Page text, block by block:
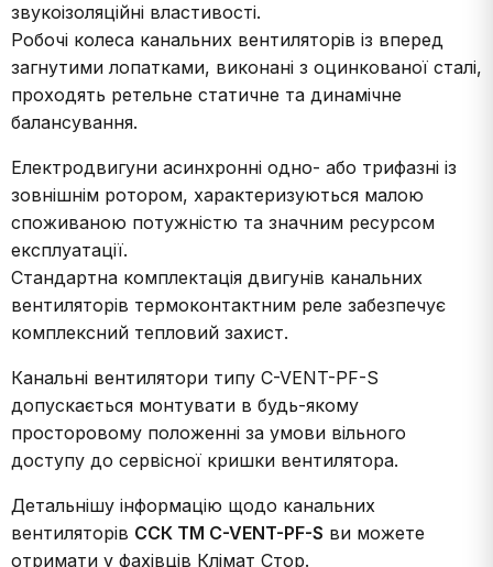
звукоізоляційні властивості.
Робочі колеса канальних вентиляторів із вперед
загнутими лопатками, виконані з оцинкованої сталі,
проходять ретельне статичне та динамічне
балансування.
Електродвигуни асинхронні одно- або трифазні із
зовнішнім ротором, характеризуються малою
споживаною потужністю та значним ресурсом
експлуатації.
Стандартна комплектація двигунів канальних
вентиляторів термоконтактним реле забезпечує
комплексний тепловий захист.
Канальні вентилятори типу C-VENT-PF-S
допускається монтувати в будь-якому
просторовому положенні за умови вільного
доступу до сервісної кришки вентилятора.
Детальнішу інформацію щодо канальних
вентиляторів ССК ТМ C-VENT-PF-S ви можете
отримати у фахівців Клімат Стор.